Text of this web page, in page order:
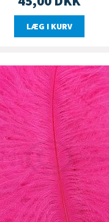
LÆG I KURV